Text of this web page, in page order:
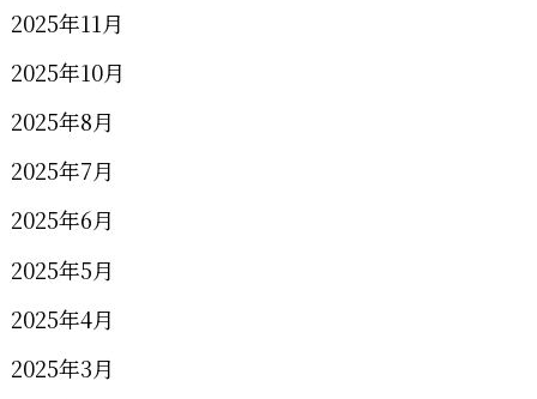
2025年11月
2025年10月
2025年8月
2025年7月
2025年6月
2025年5月
2025年4月
2025年3月